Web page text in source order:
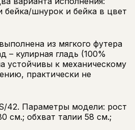
бейка/шнурок и бейка в цвет
из мягкого футера
– кулирная гладь (100%
устойчивы к механическому
практически не
42. Параметры модели: рост
см.; обхват талии 58 см.;